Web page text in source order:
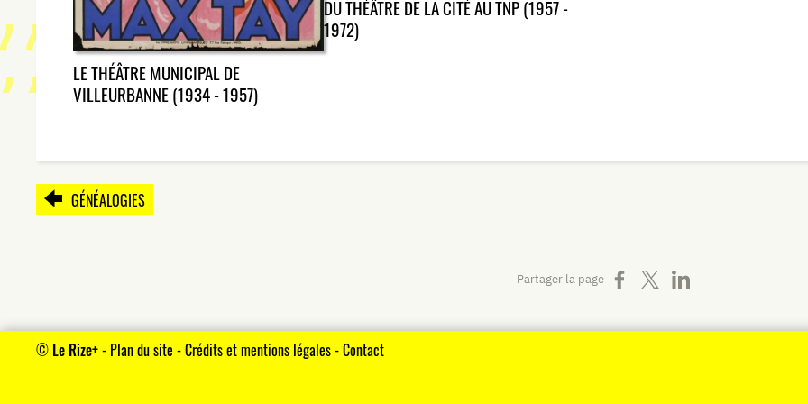
LE THÉÂTRE MUNICIPAL DE
VILLEURBANNE (1934 - 1957)
DU THÉÂTRE DE LA CITÉ AU TNP (1957 -
1972)
GÉNÉALOGIES
Partager la page Partager sur Facebook
Partager sur XPartager sur LinkedIn
© Le Rize+- Plan du site -Crédits et mentions légales-Contact